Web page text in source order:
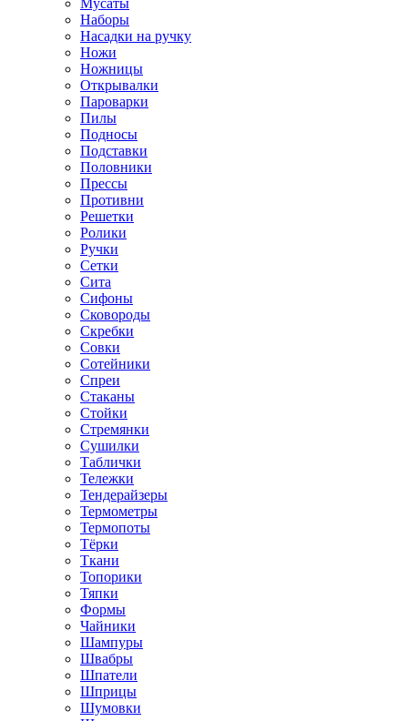
Мусаты
Наборы
Насадки на ручку
Ножи
Ножницы
Открывалки
Пароварки
Пилы
Подносы
Подставки
Половники
Прессы
Противни
Решетки
Ролики
Ручки
Сетки
Сита
Сифоны
Сковороды
Скребки
Совки
Сотейники
Спреи
Стаканы
Стойки
Стремянки
Сушилки
Таблички
Тележки
Тендерайзеры
Термометры
Термопоты
Тёрки
Ткани
Топорики
Тяпки
Формы
Чайники
Шампуры
Швабры
Шпатели
Шприцы
Шумовки